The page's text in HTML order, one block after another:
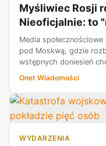
Myśliwiec Rosji
Nieoficjalnie: to
Media
pod Moskwą, gdzie
wstępnych doniesień
Kremla — Su-57.
Onet Wiadomości
WYDARZENIA